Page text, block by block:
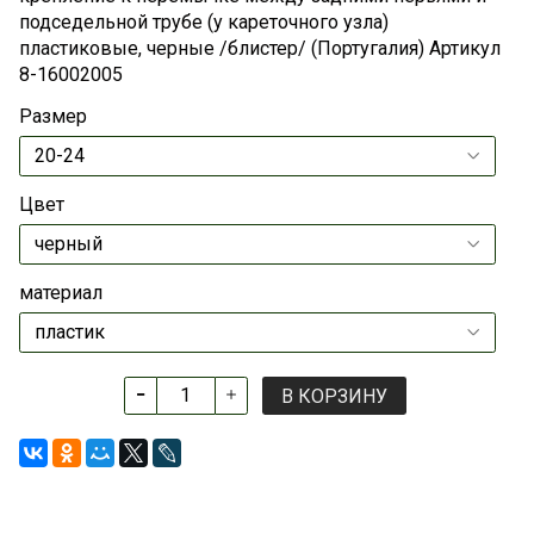
подседельной трубе (у кареточного узла)
пластиковые, черные /блистер/ (Португалия) Артикул
8-16002005
Размер
Цвет
материал
В КОРЗИНУ